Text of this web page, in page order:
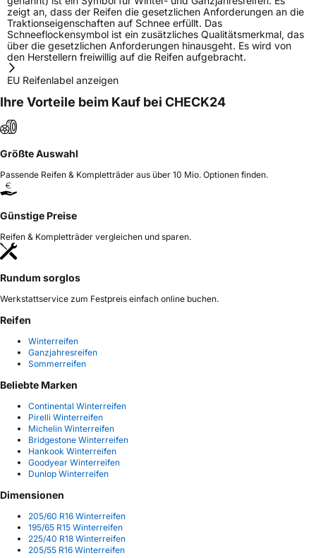
zeigt an, dass der Reifen die gesetzlichen Anforderungen an die
Traktionseigenschaften auf Schnee erfüllt. Das
Schneeflockensymbol ist ein zusätzliches Qualitätsmerkmal, das
über die gesetzlichen Anforderungen hinausgeht. Es wird von
den Herstellern freiwillig auf die Reifen aufgebracht.
EU Reifenlabel anzeigen
Ihre Vorteile beim Kauf bei CHECK24
Größte Auswahl
Passende Reifen & Kompletträder aus über 10 Mio. Optionen finden.
Günstige Preise
Reifen & Kompletträder vergleichen und sparen.
Rundum sorglos
Werkstattservice zum Festpreis einfach online buchen.
Reifen
Winterreifen
Ganzjahresreifen
Sommerreifen
Beliebte Marken
Continental Winterreifen
Pirelli Winterreifen
Michelin Winterreifen
Bridgestone Winterreifen
Hankook Winterreifen
Goodyear Winterreifen
Dunlop Winterreifen
Dimensionen
205/60 R16 Winterreifen
195/65 R15 Winterreifen
225/40 R18 Winterreifen
205/55 R16 Winterreifen